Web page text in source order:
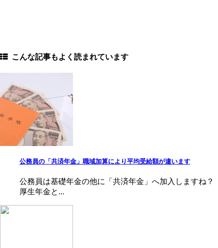
こんな記事もよく読まれています
公務員の「共済年金」職域加算により平均受給額が違います
公務員は基礎年金の他に「共済年金」へ加入しますね？
厚生年金と...